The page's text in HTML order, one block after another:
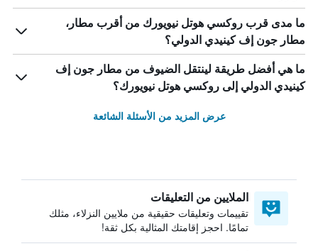
ما مدى قرب روكسي هوتل نيويورك من أقرب مطار،
مطار جون إف كينيدي الدولي؟
ما هي أفضل طريقة لينتقل الضيوف من مطار جون إف
كينيدي الدولي إلى روكسي هوتل نيويورك؟
عرض المزيد من الأسئلة الشائعة
الملايين من التعليقات
تقييمات وتعليقات حقيقية من ملايين النزلاء، مثلك
تمامًا. احجز إقامتك المثالية بكل ثقة!